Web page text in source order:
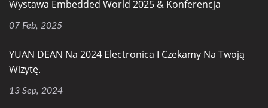
Wystawa Embedded World 2025 & Konferencja
07 Feb, 2025
YUAN DEAN Na 2024 Electronica I Czekamy Na Twoją
Wizytę.
13 Sep, 2024